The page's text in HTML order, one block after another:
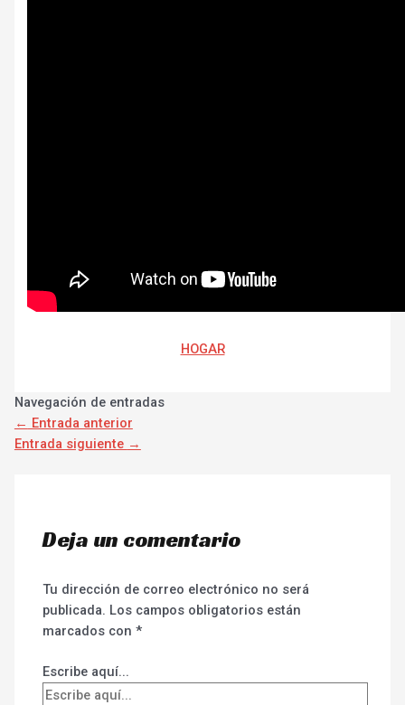
HOGAR
Navegación de entradas
← Entrada anterior
Entrada siguiente →
Deja un comentario
Tu dirección de correo electrónico no será
publicada. Los campos obligatorios están
marcados con*
Escribe aquí...